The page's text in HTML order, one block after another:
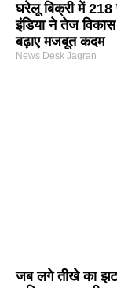
घरेलू बिक्री में 218
इंडिया ने तेज
बढ़ाए मजबूत कदम
News Desk Jagran
जब लगे तीखे का